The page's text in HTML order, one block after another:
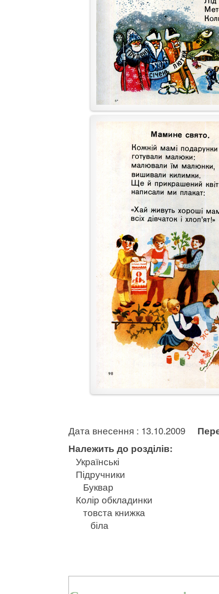
Дата внесення : 13.10.2009
Належить до розділів:
Українські
Підручники
Буквар
Колір обкладинки
товста книжка
біла